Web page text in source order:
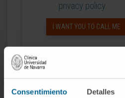
Consentimiento Detalles
privacy policy
I WANT YOU TO CALL ME